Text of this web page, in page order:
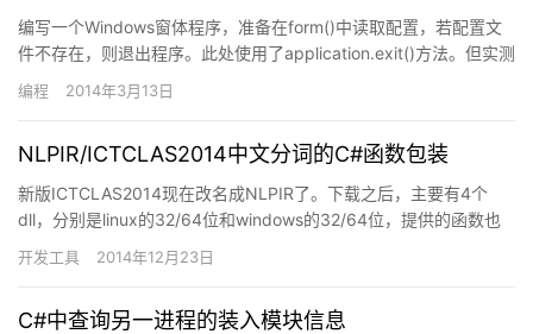
编写一个Windows窗体程序，准备在form()中读取配置，若配置文
件不存在，则退出程序。此处使用了application.exit()方法。但实测
不能够正确结束，窗体还是会加载…
编程 2014年3月13日
NLPIR/ICTCLAS2014中文分词的C#函数包装
新版ICTCLAS2014现在改名成NLPIR了。下载之后，主要有4个
dll，分别是linux的32/64位和windows的32/64位，提供的函数也
不多，使用起来还是比较方便的…
开发工具 2014年12月23日
C#中查询另一进程的装入模块信息